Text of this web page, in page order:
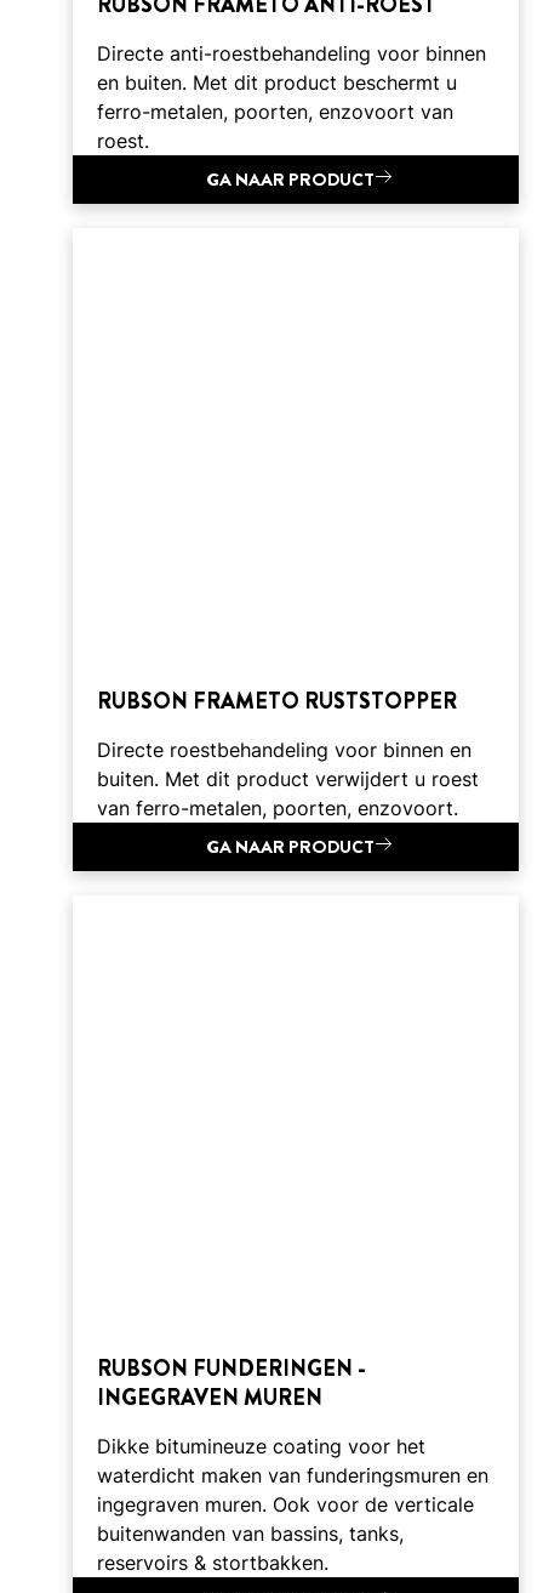
Directe anti-roestbehandeling voor binnen
en buiten. Met dit product beschermt u
ferro-metalen, poorten, enzovoort van
roest.
GA NAAR PRODUCT
RUBSON FRAMETO RUSTSTOPPER
Directe roestbehandeling voor binnen en
buiten. Met dit product verwijdert u roest
van ferro-metalen, poorten, enzovoort.
GA NAAR PRODUCT
RUBSON FUNDERINGEN -
INGEGRAVEN MUREN
Dikke bitumineuze coating voor het
waterdicht maken van funderingsmuren en
ingegraven muren. Ook voor de verticale
buitenwanden van bassins, tanks,
reservoirs & stortbakken.